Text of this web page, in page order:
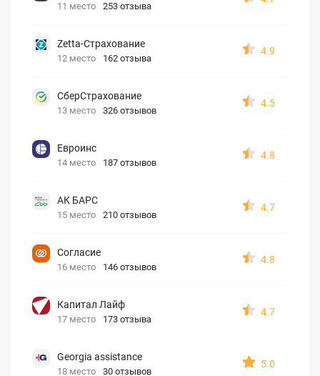
11 место 253 отзыва
Zetta-Страхование
12 место 162 отзыва
4.9
СберСтрахование
13 место 326 отзывов
4.5
Евроинс
14 место 187 отзывов
4.8
АК БАРС
15 место 210 отзывов
4.7
Согласие
16 место 146 отзывов
4.8
Капитал Лайф
17 место 173 отзыва
4.7
Georgia assistance
18 место 30 отзывов
5.0